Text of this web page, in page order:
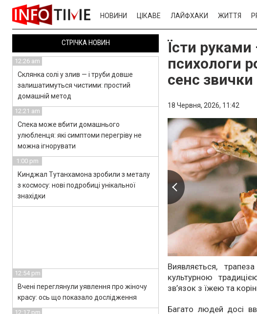
НОВИНИ ЦІКАВЕ ЛАЙФХАКИ ЖИТТЯ
Їсти руками
психологи
сенс звички
18 Червня, 2026, 11:42
Виявляється,
культурною
зв’язок з їжею та
Багато людей досі
СТРІЧКА НОВИН
12:26 am
Склянка солі у злив — і труби довше
залишатимуться чистими: простий
домашній метод
12:21 am
Спека може вбити домашнього
улюбленця: які симптоми перегріву не
можна ігнорувати
1:00 pm
Кинджал Тутанхамона зробили з металу
з космосу: нові подробиці унікальної
знахідки
12:54 pm
Вчені переглянули уявлення про жіночу
красу: ось що показало дослідження
12:17 pm